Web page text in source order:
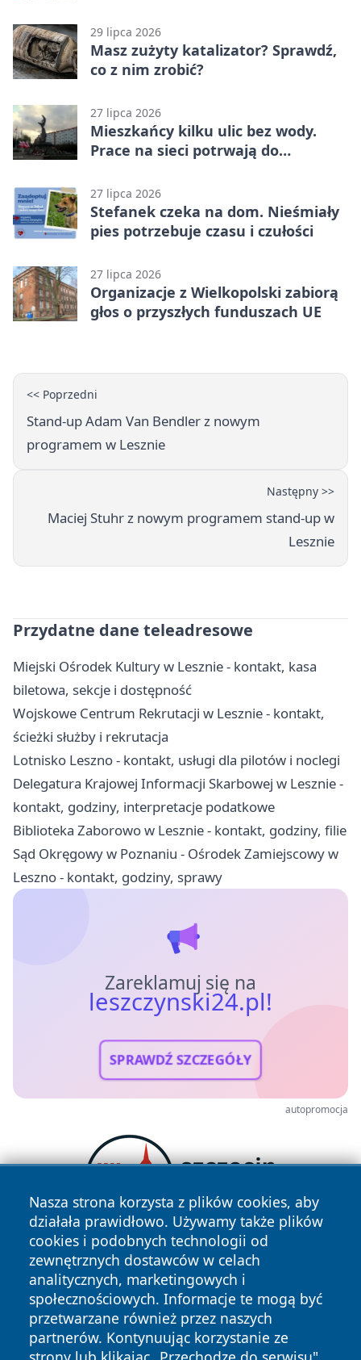
29 lipca 2026
Masz zużyty katalizator? Sprawdź,
co z nim zrobić?
27 lipca 2026
Mieszkańcy kilku ulic bez wody.
Prace na sieci potrwają do
27 lipca 2026
Stefanek czeka na dom. Nieśmiały
pies potrzebuje czasu i czułości
27 lipca 2026
Organizacje z Wielkopolski zabiorą
głos o przyszłych funduszach UE
<< Poprzedni
Stand-up Adam Van Bendler z nowym
programem w Lesznie
Następny >>
Maciej Stuhr z nowym programem stand-up w
Lesznie
Przydatne dane teleadresowe
Miejski Ośrodek Kultury w Lesznie - kontakt, kasa
biletowa, sekcje i dostępność
Wojskowe Centrum Rekrutacji w Lesznie - kontakt,
ścieżki służby i rekrutacja
Lotnisko Leszno - kontakt, usługi dla pilotów i noclegi
Delegatura Krajowej Informacji Skarbowej w Lesznie -
kontakt, godziny, interpretacje podatkowe
Biblioteka Zaborowo w Lesznie - kontakt, godziny, filie
Sąd Okręgowy w Poznaniu - Ośrodek Zamiejscowy w
Leszno - kontakt, godziny, sprawy
Zareklamuj się na
leszczynski24.pl!
SPRAWDŹ SZCZEGÓŁY
autopromocja
Nasza strona korzysta z plików cookies, aby
działała prawidłowo. Używamy także plików
cookies i podobnych technologii od
zewnętrznych dostawców w celach
analitycznych, marketingowych i
społecznościowych. Informacje te mogą być
przetwarzane również przez naszych
partnerów. Kontynuując korzystanie ze
Copyright © 2026 leszczynski24.pl Wszystkie prawa